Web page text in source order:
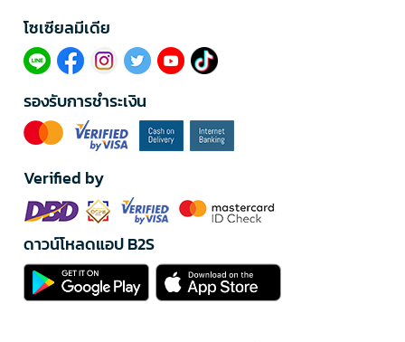
โซเซียลมีเดีย​
รองรับการชำระเงิน
Verified by
ดาวน์โหลดแอป B2S